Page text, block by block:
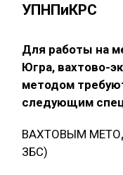
УПНПиКРС
Для работы на
Югра, вахтово-
методом
следующим
ВАХТОВЫМ
ЗБС)